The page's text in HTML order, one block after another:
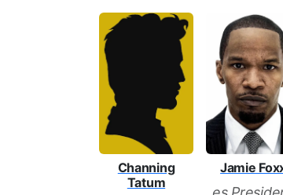
Channing
Tatum
Jamie